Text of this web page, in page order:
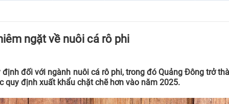
ngặt về nuôi cá rô phi
đối với ngành nuôi cá rô phi, trong đó Quảng Đông trở
định xuất khẩu chặt chẽ hơn vào năm 2025.